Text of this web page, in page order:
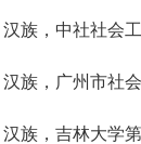
族，中社社会
族，广州市社
族，吉林大学